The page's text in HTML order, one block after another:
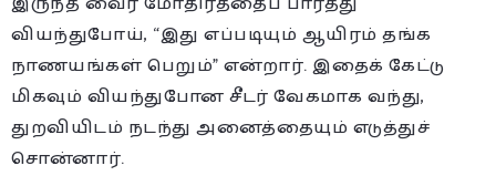
வியந்துபோய், “இது எப்படியும் ஆயிரம் தங்க
நாணயங்கள் பெறும்” என்றார். இதைக் கேட்டு
மிகவும் வியந்துபோன சீடர் வேகமாக வந்து,
துறவியிடம் நடந்து அனைத்தையும் எடுத்துச்
சொன்னார்.